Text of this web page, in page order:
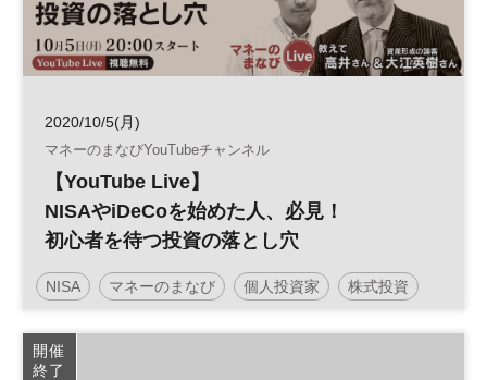
2020/10/5(月)
マネーのまなびYouTubeチャンネル
【YouTube Live】
NISAやiDeCoを始めた人、必見！
初心者を待つ投資の落とし穴
NISA マネーのまなび 個人投資家 株式投資
マネー 資産形成 人生100年
参加無料
開催
終了